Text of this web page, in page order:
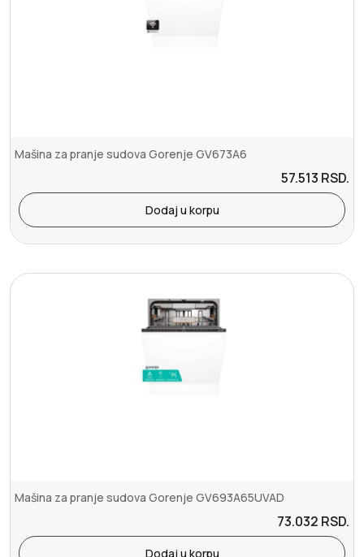
Mašina za pranje sudova Gorenje GV673A6
57.513 RSD.
Dodaj u korpu
Mašina za pranje sudova Gorenje GV693A65UVAD
73.032 RSD.
Dodaj u korpu